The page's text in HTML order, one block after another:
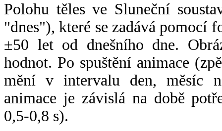
Polohu těles ve Sluneční
"dnes"), které se zadává pomocí
±50 let od dnešního dne.
hodnot. Po spuštění animace
mění v intervalu den, měsíc
animace je závislá na době
0,5-0,8 s).